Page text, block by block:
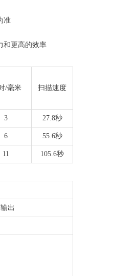
准
和更高的效率
/毫米 扫描速度
3 27.8秒
6 55.6秒
11 105.6秒
出